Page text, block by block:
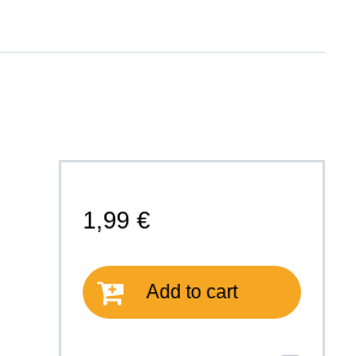
1,99 €
Add to cart